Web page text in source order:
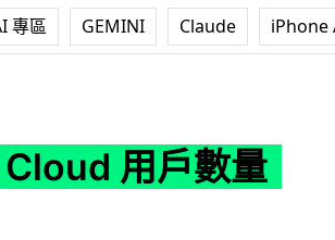
專區 GEMINI Claude iPhone
用戶數量